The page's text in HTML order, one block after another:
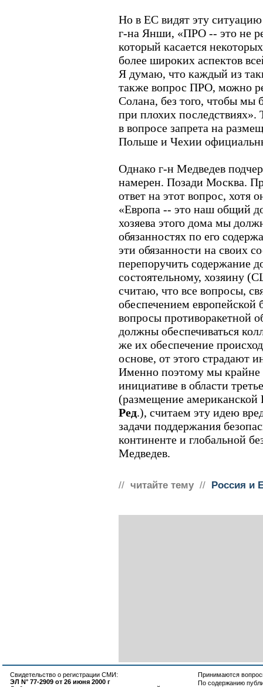
Но в ЕС видят эту
г-на Янши, «ПРО -- это не
который касается
более широких аспектов
Я думаю, что каждый из
также вопрос ПРО, можно
Солана, без того, чтобы мы
при плохих последствиях».
в вопросе запрета на
Польше и Чехии
Однако г-н Медведев
намерен. Позади Москва.
ответ на этот вопрос, хотя
«Европа -- это наш общий
хозяева этого дома мы
обязанностях по его
эти обязанности на своих
перепоручить содержание
состоятельному, хозяину
считаю, что все вопросы,
обеспечением европейской
вопросы
должны обеспечиваться
же их обеспечение
основе, от этого страдают
Именно поэтому мы крайне
инициативе в области
(размещение
Ред.), считаем эту идею
задачи поддержания
континенте и глобальной
Медведев.
// читайте тему // Россия и
Свидетельство о регистрации СМИ:
ЭЛ N° 77-2909 от 26 июня 2000 г
Принимаются
По содержанию